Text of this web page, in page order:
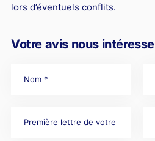
lors d’éventuels conflits.
Votre avis nous intéresse